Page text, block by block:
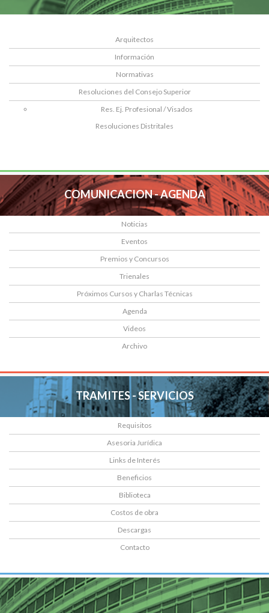
Arquitectos
Información
Normativas
Resoluciones del Consejo Superior
Res. Ej. Profesional / Visados
Resoluciones Distritales
COMUNICACION - AGENDA
Noticias
Eventos
Premios y Concursos
Trienales
Próximos Cursos y Charlas Técnicas
Agenda
Videos
Archivo
TRAMITES - SERVICIOS
Requisitos
Asesoria Jurídica
Links de Interés
Beneficios
Biblioteca
Costos de obra
Descargas
Contacto